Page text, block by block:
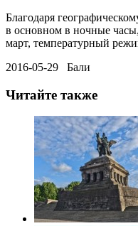
Благодаря
в основном в ночные
март, температурный
2016-05-29 Бали
Читайте также